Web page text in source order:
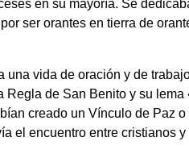
en su mayoría. Se
ser orantes en tierra de
una vida de oración y de
de San Benito y su lema
creado un Vínculo de Paz
el encuentro entre cristianos